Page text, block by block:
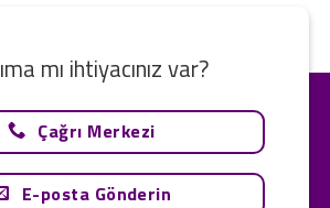
mı ihtiyacınız var?
Çağrı Merkezi
E-posta Gönderin